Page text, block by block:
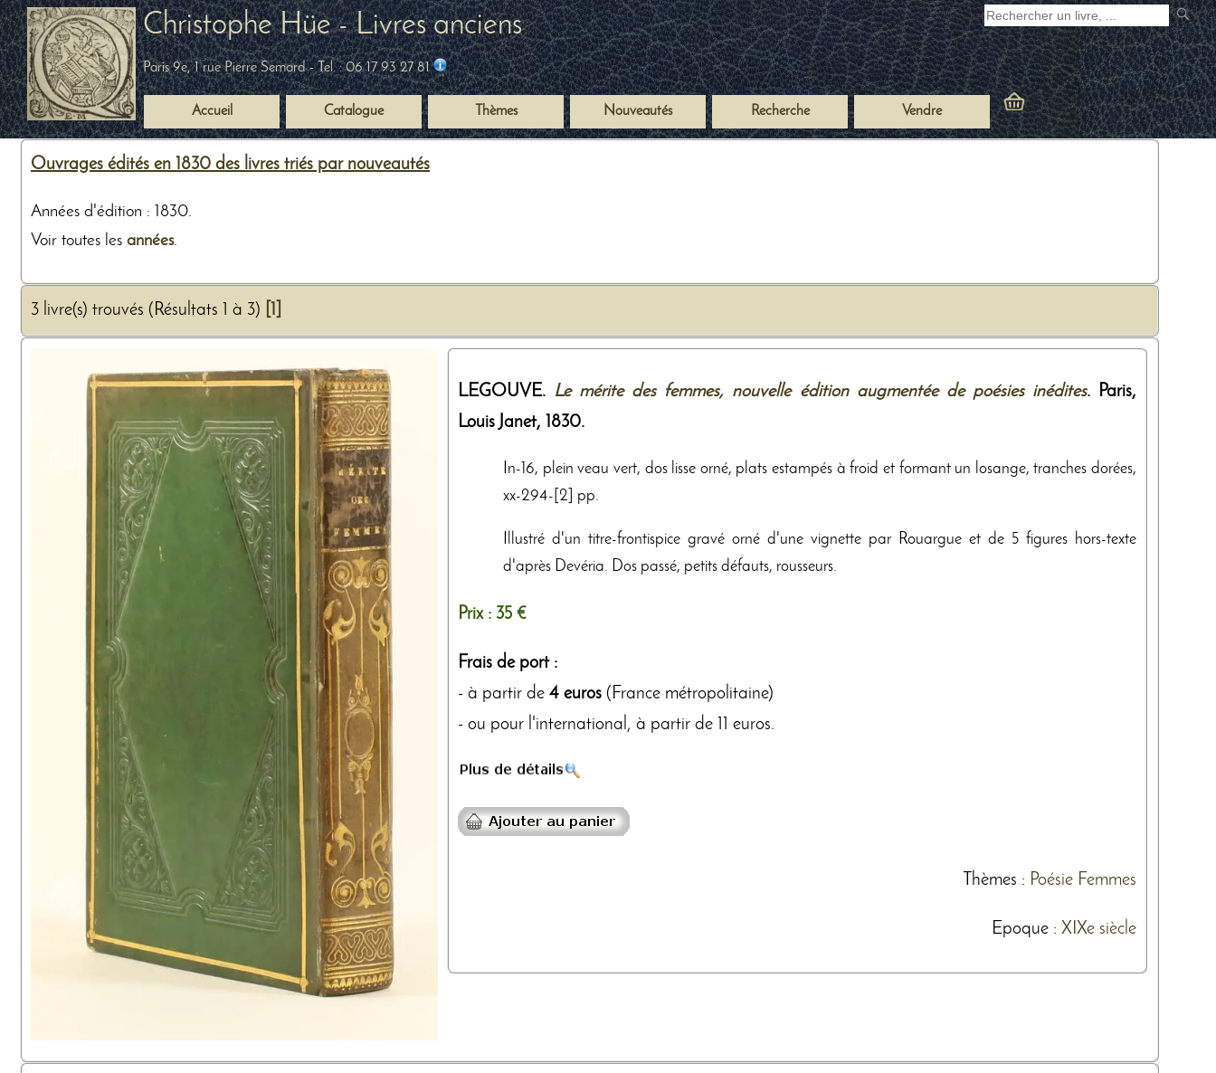
Christophe Hüe - Livres anciens
Paris 9e, 1 rue Pierre Semard- Tel. :06 17 93 27 81
Accueil Catalogue Thèmes Nouveautés Recherche Vendre
Ouvrages édités en 1830 des livres triés par nouveautés
Années d'édition : 1830.
Voir toutes les années.
3 livre(s) trouvés (Résultats 1 à 3)
LEGOUVE. Le mérite des femmes, nouvelle édition augmentée de poésies inédites. Paris,
Louis Janet, 1830.
In-16, plein veau vert, dos lisse orné, plats estampés à froid et formant un losange, tranches dorées,
xx-294-[2] pp.
Illustré d'un titre-frontispice gravé orné d'une vignette par Rouargue et de 5 figures hors-texte
d'après Devéria. Dos passé, petits défauts, rousseurs.
Prix : 35 €
Frais de port :
- à partir de 4 euros (France métropolitaine)
- ou pour l'international, à partir de 11 euros.
Thèmes : Poésie Femmes
Epoque : XIXe siècle